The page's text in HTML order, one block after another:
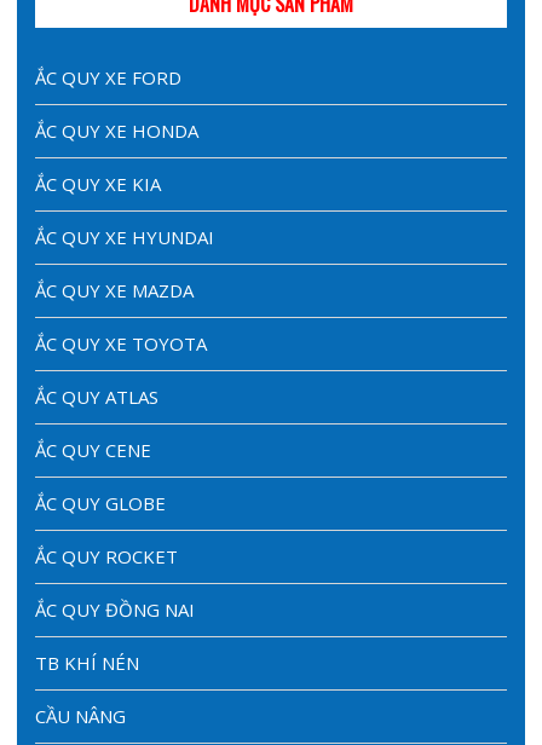
ẮC QUY XE FORD
ẮC QUY XE HONDA
ẮC QUY XE KIA
ẮC QUY XE HYUNDAI
ẮC QUY XE MAZDA
ẮC QUY XE TOYOTA
ẮC QUY ATLAS
ẮC QUY CENE
ẮC QUY GLOBE
ẮC QUY ROCKET
ẮC QUY ĐỒNG NAI
TB KHÍ NÉN
CẦU NÂNG